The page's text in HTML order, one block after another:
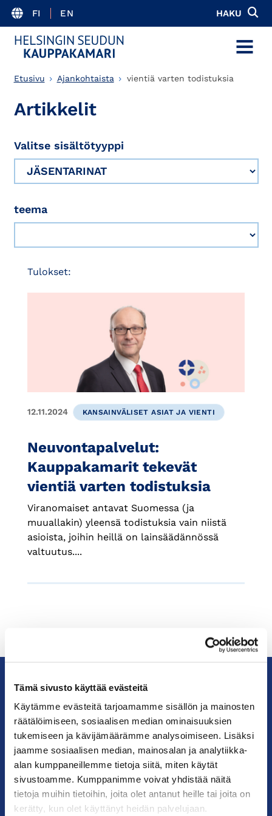
Tämä sivusto käyttää evästeitä
Käytämme evästeitä tarjoamamme sisällön ja mainosten
räätälöimiseen, sosiaalisen median ominaisuuksien
tukemiseen ja kävijämäärämme analysoimiseen. Lisäksi
jaamme sosiaalisen median, mainosalan ja analytiikka-
alan kumppaneillemme tietoja siitä, miten käytät
sivustoamme. Kumppanimme voivat yhdistää näitä
tietoja muihin tietoihin, joita olet antanut heille tai joita on
kerätty, kun olet käyttänyt heidän palvelujaan.
FI EN HAKU
MENU
Etusivu Ajankohtaista vientiä varten todistuksia
Artikkelit
Valitse sisältötyyppi
teema
Tulokset:
12.11.2024 KANSAINVÄLISET ASIAT JA VIENTI
Neuvontapalvelut:
Kauppakamarit tekevät
vientiä varten todistuksia
Viranomaiset antavat Suomessa (ja
muuallakin) yleensä todistuksia vain niistä
asioista, joihin heillä on lainsäädännössä
valtuutus....
KauppakamariHelsingin
seudun
kauppakamari
YHTEYSTIEDOT
Helsingin toimisto
Käyntiosoite: Kalevankatu 12, 00100 Helsinki